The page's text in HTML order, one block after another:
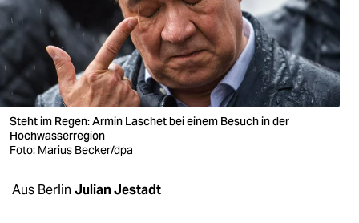
wahrheit
verlag
verlag
veranstaltungen
Steht im Regen: Armin Laschet bei einem Besuch in der
Hochwasserregion
Foto: Marius Becker/dpa
Aus Berlin Julian Jestadt